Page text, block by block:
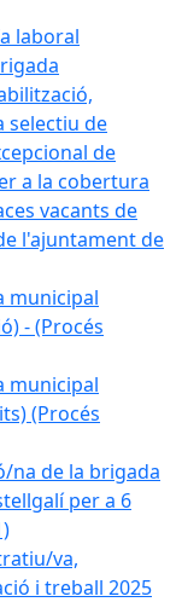
laboral
selectiu de
de
a la cobertura
vacants de
l'ajuntament de
municipal
- (Procés
municipal
(Procés
na de la brigada
per a 6
va,
i treball 2025